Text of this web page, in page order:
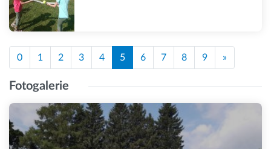
0 1 2 3 4 5 6 7 8 9 »
Fotogalerie